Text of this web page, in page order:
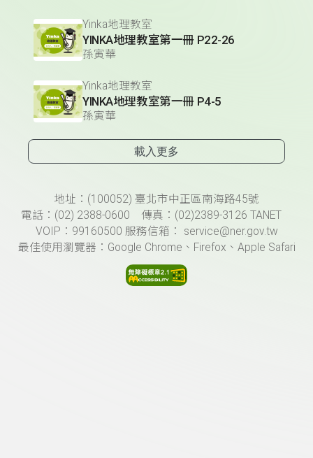
Yinka地理教室
YINKA地理教室第一冊 P22-26
孫寅華
Yinka地理教室
YINKA地理教室第一冊 P4-5
孫寅華
載入更多
頁尾資訊地址：(100052) 臺北市中正區南海路45號
電話：(02) 2388-0600 傳真：(02)2389-3126 TANET
VOIP：99160500 服務信箱： service@ner.gov.tw
最佳使用瀏覽器：Google Chrome、Firefox、Apple Safari